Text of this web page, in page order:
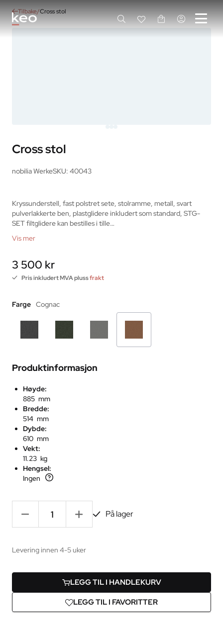
Tilbake Cross stol
Cross stol
nobilia WerkeSKU: 40043
Kryssunderstell, fast polstret sete, stolramme, metall, svart
pulverlakkerte ben, plastglidere inkludert som standard, STG-
SET filtglidere kan bestilles i tille…
Vis mer
3 500 kr
Pris inkludert MVA plussfrakt
Farge Cognac
Produktinformasjon
Høyde:
885 mm
Bredde:
514 mm
Dybde:
610 mm
Vekt:
11.23 kg
Hengsel:
Ingen
- + På lager
Levering innen 4-5 uker
LEGG TIL I HANDLEKURV
LEGG TIL I FAVORITTER